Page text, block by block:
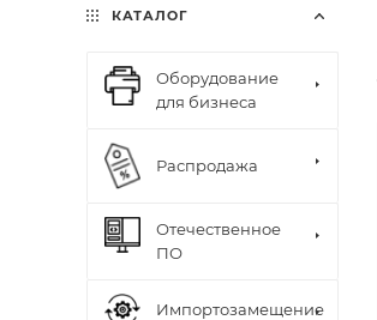
КАТАЛОГ
Оборудование
для бизнеса
Распродажа
Отечественное
ПО
Импортозамещение